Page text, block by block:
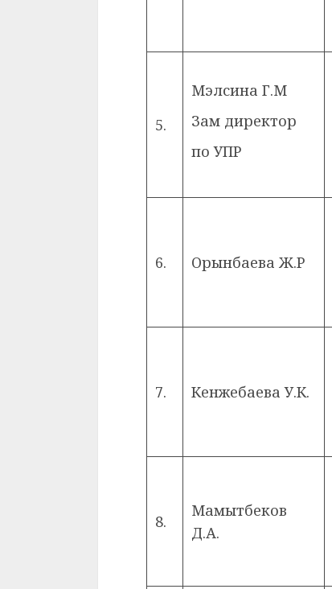
5.
Мэлсина Г.М
Зам директор
по УПР
6. Орынбаева Ж.Р
7. Кенжебаева У.К.
8.
Мамытбеков
Д.А.